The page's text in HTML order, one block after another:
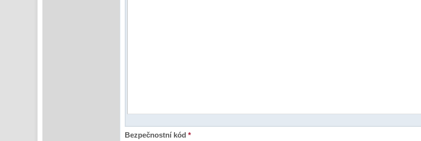
Bezpečnostní kód*